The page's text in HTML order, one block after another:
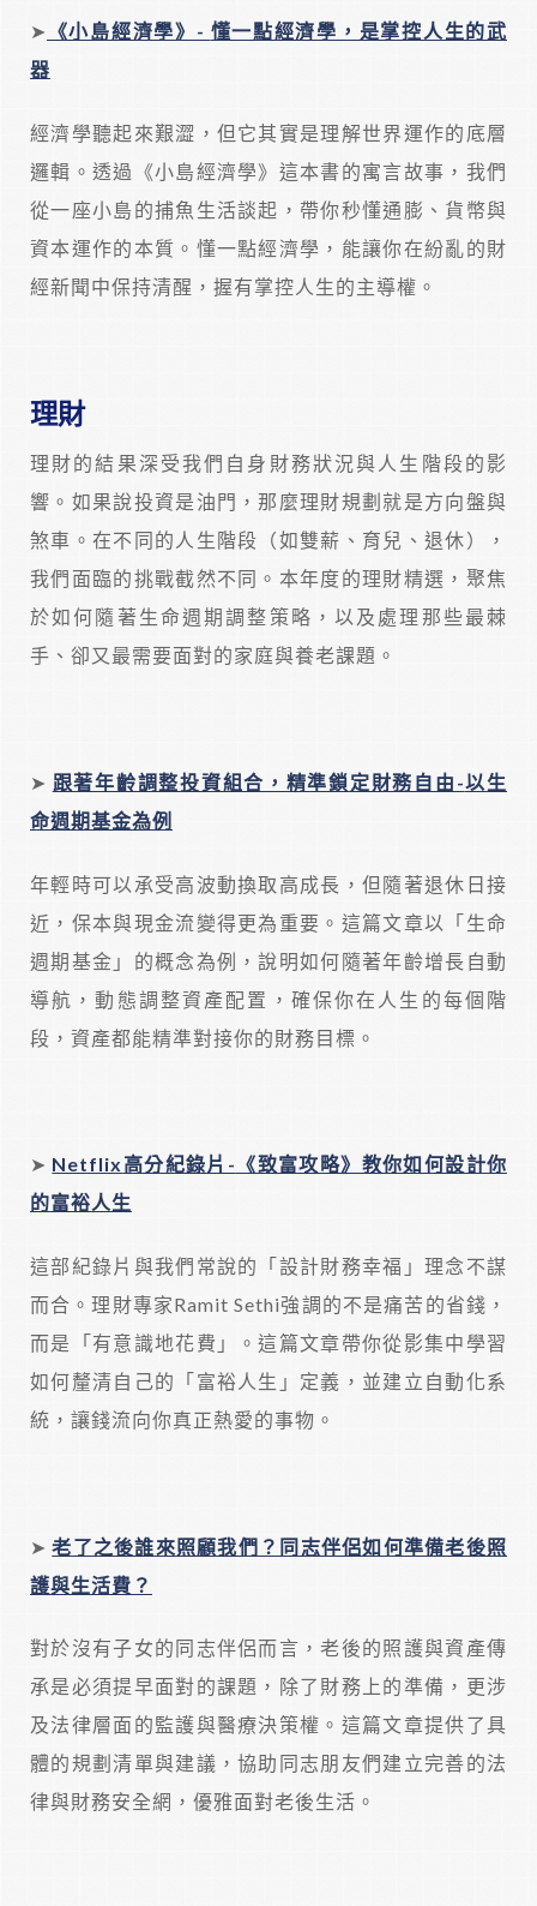
➤ 《小島經濟學》- 懂一點經濟學，是掌控人生的武
器
經濟學聽起來艱澀，但它其實是理解世界運作的底層
邏輯。透過《小島經濟學》這本書的寓言故事，我們
從一座小島的捕魚生活談起，帶你秒懂通膨、貨幣與
資本運作的本質。懂一點經濟學，能讓你在紛亂的財
經新聞中保持清醒，握有掌控人生的主導權。
理財
理財的結果深受我們自身財務狀況與人生階段的影
響。如果說投資是油門，那麼理財規劃就是方向盤與
煞車。在不同的人生階段（如雙薪、育兒、退休），
我們面臨的挑戰截然不同。本年度的理財精選，聚焦
於如何隨著生命週期調整策略，以及處理那些最棘
手、卻又最需要面對的家庭與養老課題。
➤ 跟著年齡調整投資組合，精準鎖定財務自由-以生
命週期基金為例
年輕時可以承受高波動換取高成長，但隨著退休日接
近，保本與現金流變得更為重要。這篇文章以「生命
週期基金」的概念為例，說明如何隨著年齡增長自動
導航，動態調整資產配置，確保你在人生的每個階
段，資產都能精準對接你的財務目標。
➤ Netflix 高分紀錄片- 《致富攻略》教你如何設計你
的富裕人生
這部紀錄片與我們常說的「設計財務幸福」理念不謀
而合。理財專家Ramit Sethi強調的不是痛苦的省錢，
而是「有意識地花費」。這篇文章帶你從影集中學習
如何釐清自己的「富裕人生」定義，並建立自動化系
統，讓錢流向你真正熱愛的事物。
➤老了之後誰來照顧我們？同志伴侶如何準備老後照
護與生活費？
對於沒有子女的同志伴侶而言，老後的照護與資產傳
承是必須提早面對的課題，除了財務上的準備，更涉
及法律層面的監護與醫療決策權。這篇文章提供了具
體的規劃清單與建議，協助同志朋友們建立完善的法
律與財務安全網，優雅面對老後生活。